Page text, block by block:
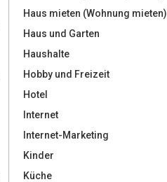
Haus mieten (Wohnung mieten)
Haus und Garten
Haushalte
Hobby und Freizeit
Hotel
Internet
Internet-Marketing
Kinder
Küche